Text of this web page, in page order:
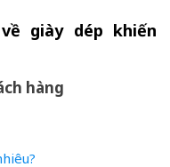
giày dép khiến
hàng